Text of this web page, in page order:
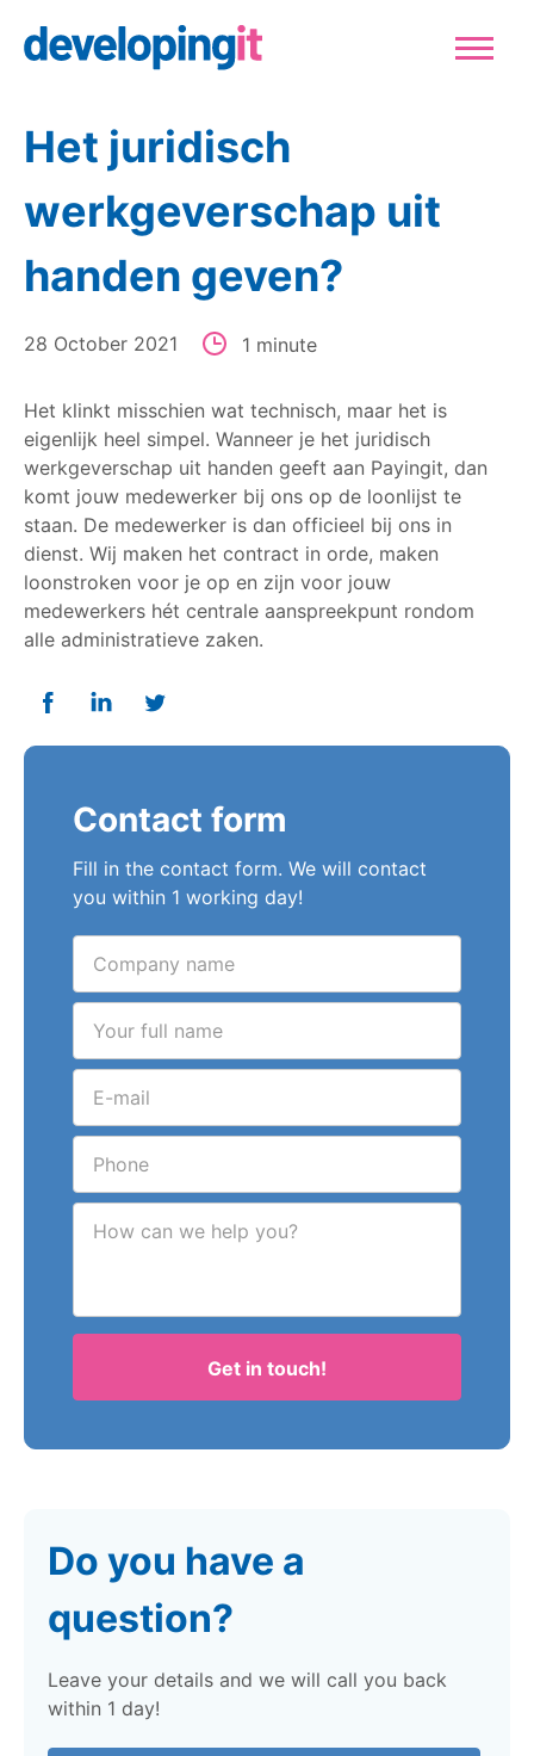
Het juridisch
werkgeverschap uit
handen geven?
28 October 2021 1 minute
Het klinkt misschien wat technisch, maar het is
eigenlijk heel simpel. Wanneer je het juridisch
werkgeverschap uit handen geeft aan Payingit, dan
komt jouw medewerker bij ons op de loonlijst te
staan. De medewerker is dan officieel bij ons in
dienst. Wij maken het contract in orde, maken
loonstroken voor je op en zijn voor jouw
medewerkers hét centrale aanspreekpunt rondom
alle administratieve zaken.
Deel op Facebook
Deel op Linkedin
Deel op Twitter
Contact form
Fill in the contact form. We will contact
you within 1 working day!
Get in touch!
Do you have a
question?
Leave your details and we will call you back
within 1 day!